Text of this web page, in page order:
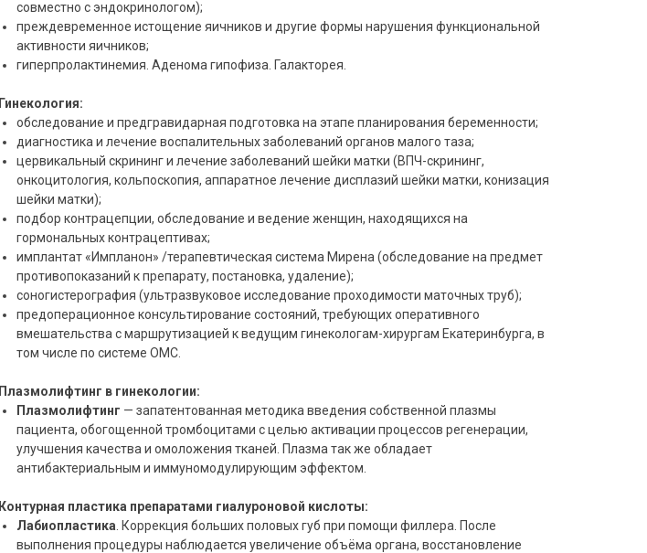
совместно с эндокринологом);
преждевременное истощение яичников и другие формы нарушения функциональной
активности яичников;
гиперпролактинемия. Аденома гипофиза. Галакторея.
Гинекология:
обследование и предгравидарная подготовка на этапе планирования беременности;
диагностика и лечение воспалительных заболеваний органов малого таза;
цервикальный скрининг и лечение заболеваний шейки матки (ВПЧ-скрининг,
онкоцитология, кольпоскопия, аппаратное лечение дисплазий шейки матки, конизация
шейки матки);
подбор контрацепции, обследование и ведение женщин, находящихся на
гормональных контрацептивах;
имплантат «Импланон» /терапевтическая система Мирена (обследование на предмет
противопоказаний к препарату, постановка, удаление);
соногистерография (ультразвуковое исследование проходимости маточных труб);
предоперационное консультирование состояний, требующих оперативного
вмешательства с маршрутизацией к ведущим гинекологам-хирургам Екатеринбурга, в
том числе по системе ОМС.
Плазмолифтинг в гинекологии:
Плазмолифтинг — запатентованная методика введения собственной плазмы
пациента, обогощенной тромбоцитами с целью активации процессов регенерации,
улучшения качества и омоложения тканей. Плазма так же обладает
антибактериальным и иммуномодулирующим эффектом.
Контурная пластика препаратами гиалуроновой кислоты:
Лабиопластика . Коррекция больших половых губ при помощи филлера. После
выполнения процедуры наблюдается увеличение объёма органа, восстановление